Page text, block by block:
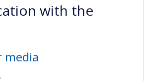
with the
media